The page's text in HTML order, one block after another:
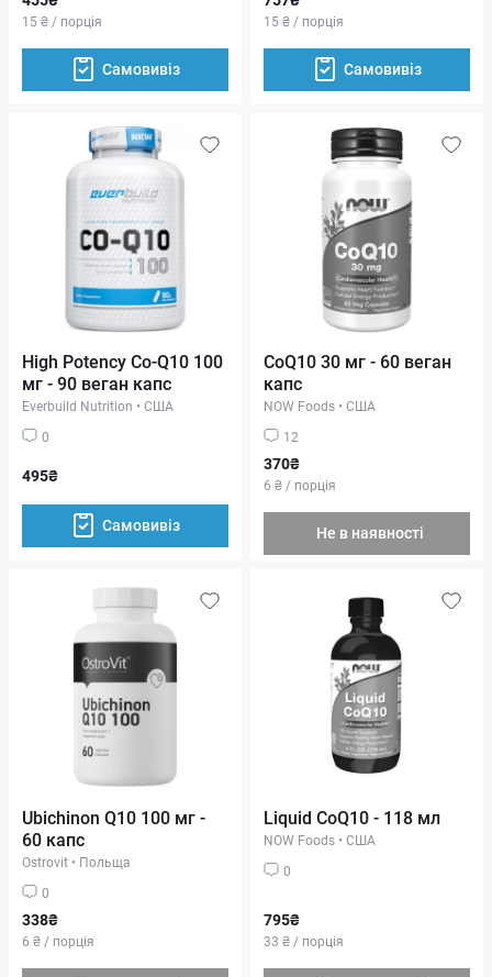
15 ₴ / порція
Самовивіз
15 ₴ / порція
Самовивіз
High Potency Co-Q10 100
мг - 90 веган капс
Everbuild Nutrition • США
0
495₴
Самовивіз
CoQ10 30 мг - 60 веган
капс
NOW Foods • США
12
370₴
6 ₴ / порція
Не в наявності
Ubichinon Q10 100 мг -
60 капс
Ostrovit • Польща
0
338₴
6 ₴ / порція
Liquid CoQ10 - 118 мл
NOW Foods • США
0
795₴
33 ₴ / порція